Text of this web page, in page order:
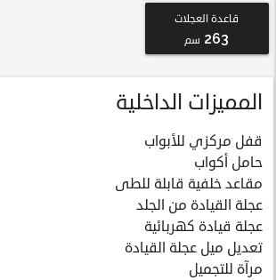
قاعدة العجلات
263 سم
المميزات الداخلية
قفل مركزي للأبواب
حامل أكواب
مقاعد خلفية قابلة للطى
عجلة القيادة من الجلد
عجلة قيادة كهربائية
تعديل ميل عجلة القيادة
مرآة للتجميل